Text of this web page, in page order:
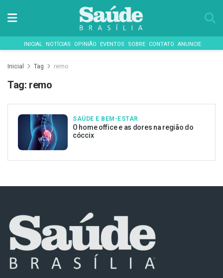
INICIAL NOTÍCIAS OPINIÃO EVENTOS SOBRE CONTATO ANUNCIE
Inicial Tag remo
Tag: remo
SAÚDE E BEM-ESTAR
O home office e as dores na região do
cóccix